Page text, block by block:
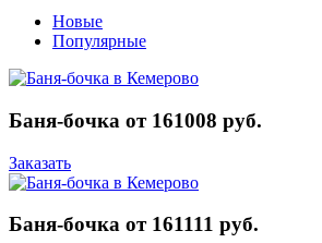
Новые
Популярные
Баня-бочка от 161008 руб.
Заказать
Баня-бочка от 161111 руб.